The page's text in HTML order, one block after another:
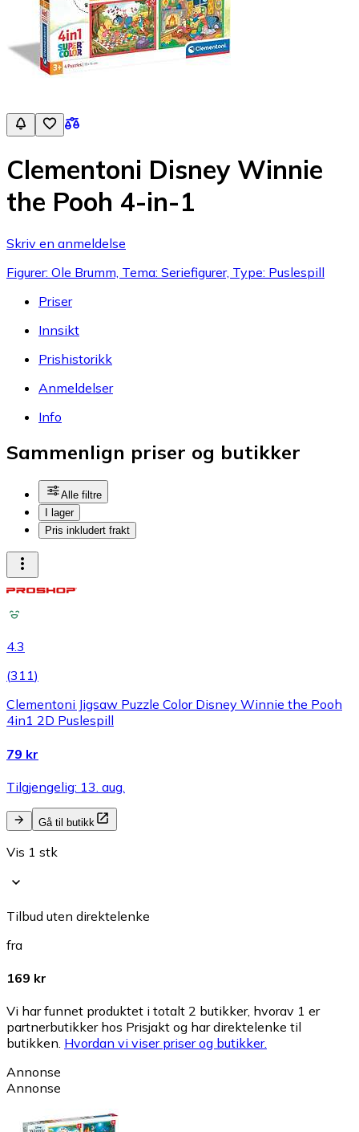
Clementoni Disney Winnie
the Pooh 4-in-1
Skriv en anmeldelse
Figurer: Ole Brumm, Tema: Seriefigurer, Type: Puslespill
Priser
Innsikt
Prishistorikk
Anmeldelser
Info
Sammenlign priser og butikker
Alle filtre
I lager
Pris inkludert frakt
4.3
(311)
Clementoni Jigsaw Puzzle Color Disney Winnie the Pooh
4in1 2D Puslespill
79 kr
Tilgjengelig: 13. aug.
Gå til butikk
Vis 1 stk
Tilbud uten direktelenke
fra
169 kr
Vi har funnet produktet i totalt 2 butikker, hvorav 1 er
partnerbutikker hos Prisjakt og har direktelenke til
butikken. Hvordan vi viser priser og butikker.
Annonse
Annonse